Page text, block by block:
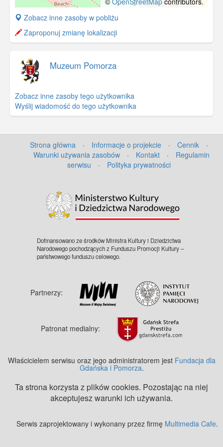
+
−
Zobacz inne zasoby w pobliżu
Zaproponuj zmianę lokalizacji
Muzeum Pomorza
Zobacz inne zasoby tego użytkownika
Wyślij wiadomość do tego użytkownika
Strona główna · Informacje o projekcie · Cennik
·
Warunki używania zasobów
· Kontakt ·
Regulamin
serwisu
· Polityka prywatności
Dofinansowano ze środków Ministra Kultury i Dziedzictwa
Narodowego pochodzących z Funduszu Promocji Kultury –
państwowego funduszu celowego.
Partnerzy:
Patronat medialny:
Właścicielem serwisu oraz jego administratorem jest Fundacja dla
Gdańska i Pomorza.
Ta strona korzysta z plików cookies. Pozostając na niej
akceptujesz warunki ich używania.
Serwis zaprojektowany i wykonany przez firmę Multimedia Cafe.